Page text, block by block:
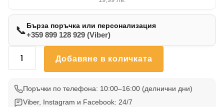
📞Бърза поръчка или персонализация
+359 899 128 929 (Viber)
количество
Възглавничка
Кавалер
Кинг
Добавяне в количката
Поръчки по телефона: 10:00–16:00 (делнични дни)
Viber, Instagram и Facebook: 24/7